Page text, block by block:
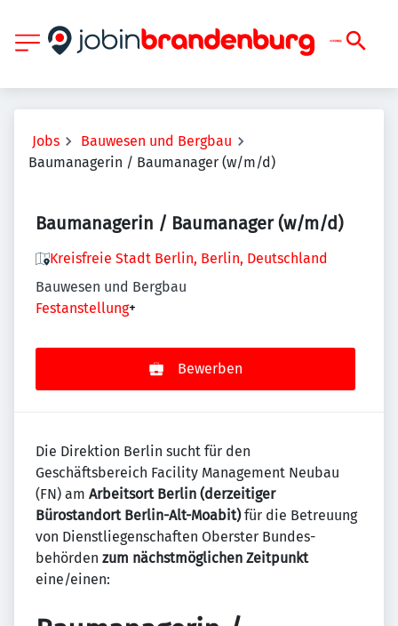
Jobs
Bauwesen und Bergbau
Baumanagerin / Baumanager (w/m/d)
Baumanagerin / Baumanager (w/m/d)
Kreisfreie Stadt Berlin, Berlin, Deutschland
Bauwesen und Bergbau
Festanstellung+
Bewerben
Die Direktion Berlin sucht für den
Geschäftsbereich Facility Management Neubau
(FN) am Arbeitsort Berlin (derzeitiger
Bürostandort Berlin-Alt-Moabit)für die Betreuung
von Dienstliegenschaften Oberster Bundes­
behörden zum nächstmöglichen Zeitpunkt
eine/einen: